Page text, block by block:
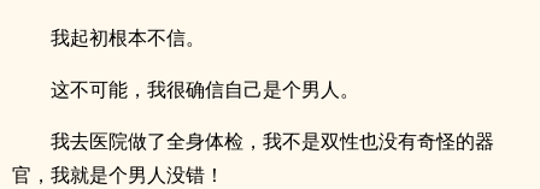
我起初根本不信。
这不可能，我很确信自己是个男人。
我去医院做了全身体检，我不是双性也没有奇怪的器
官，我就是个男人没错！